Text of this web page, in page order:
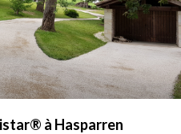
à Hasparren